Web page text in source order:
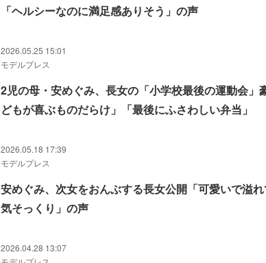
「ヘルシーなのに満足感ありそう」の声
2026.05.25 15:01
モデルプレス
2児の母・安めぐみ、長女の「小学校最後の運動会」
どもが喜ぶものだらけ」「最後にふさわしい弁当」
2026.05.18 17:39
モデルプレス
安めぐみ、次女をおんぶする長女公開「可愛いで溢
気そっくり」の声
2026.04.28 13:07